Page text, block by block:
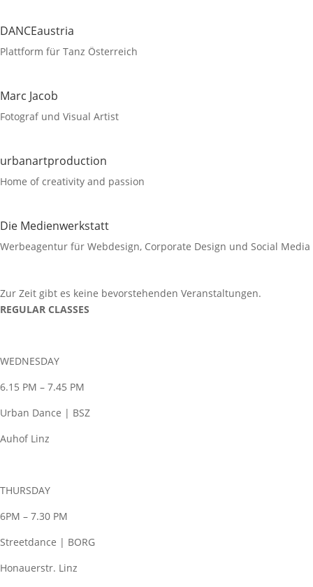
DANCEaustria
Plattform für Tanz Österreich
Marc Jacob
Fotograf und Visual Artist
urbanartproduction
Home of creativity and passion
Die Medienwerkstatt
Werbeagentur für Webdesign, Corporate Design und Social Media
Zur Zeit gibt es keine bevorstehenden Veranstaltungen.
REGULAR CLASSES
WEDNESDAY
6.15 PM – 7.45 PM
Urban Dance | BSZ
Auhof Linz
THURSDAY
6PM – 7.30 PM
Streetdance | BORG
Honauerstr. Linz